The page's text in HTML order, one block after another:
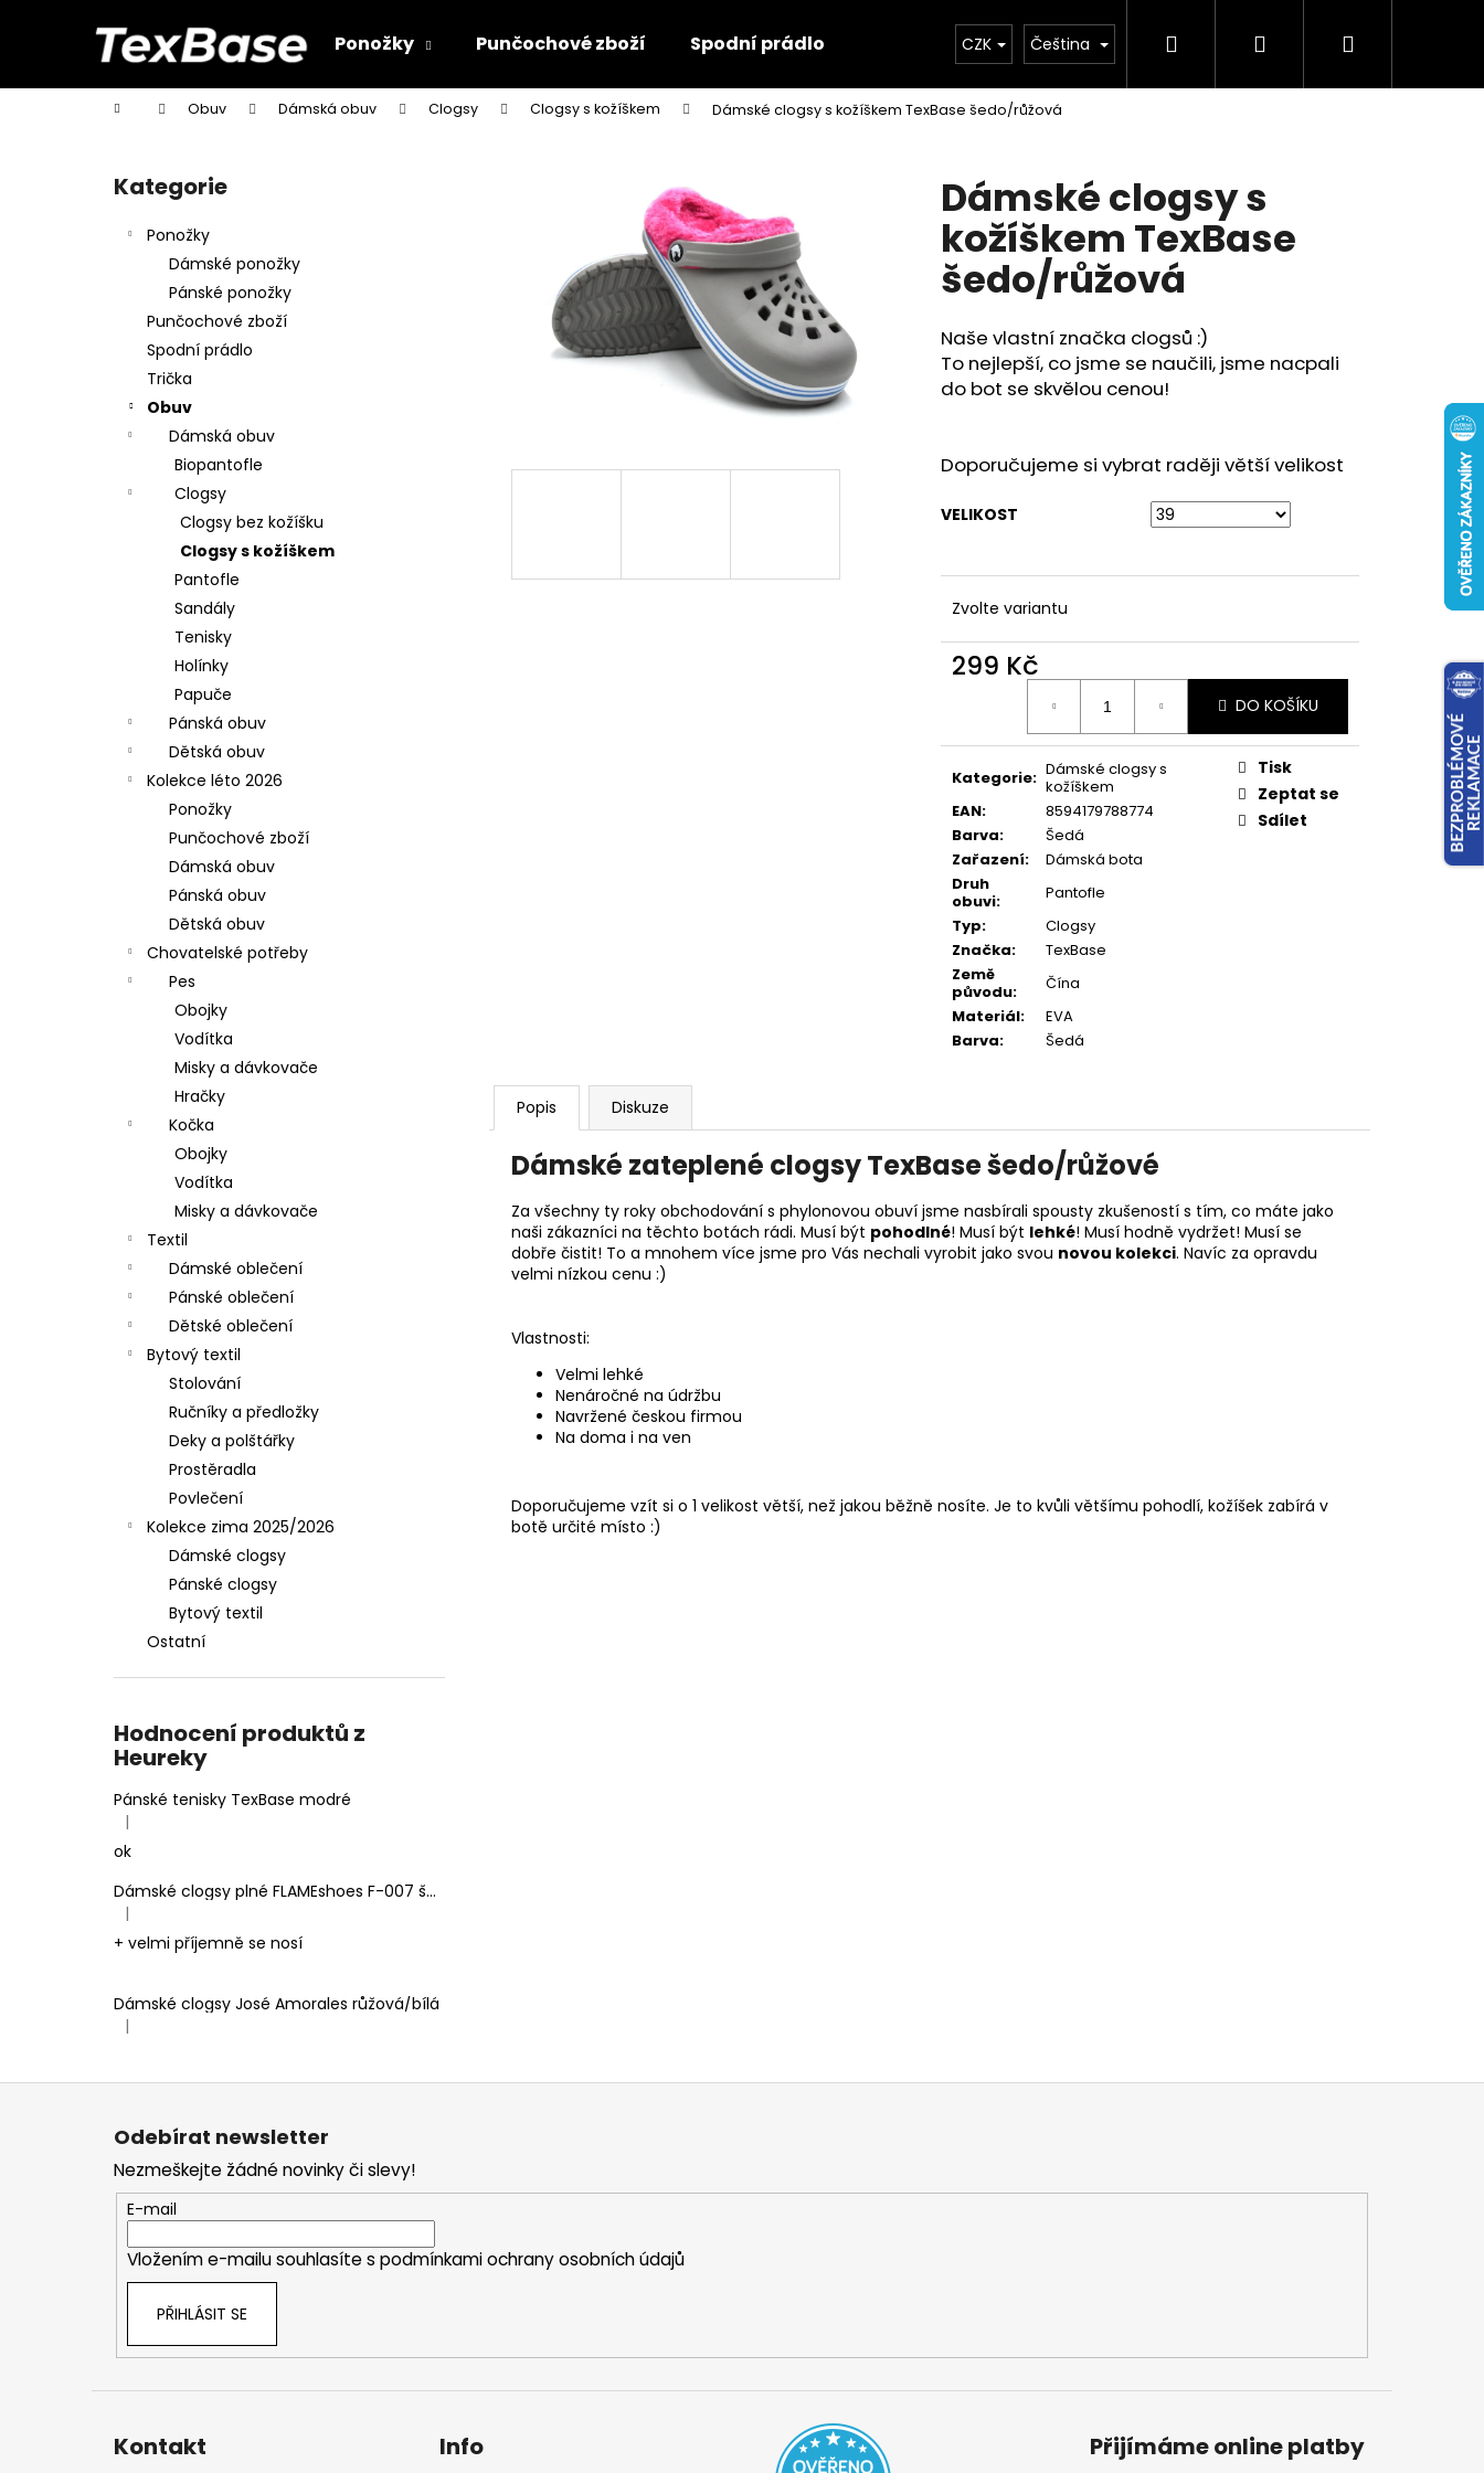
Ponožky Punčochové zboží Spodní prádlo Obuv Kolekce léto 2026 Chovatelské
CZK Čeština Hledat PřihlášeníNákupní
Domů Obuv Dámská obuv Clogsy Clogsy s kožíškem Dámské clogsy s kožíškem TexBase šedo/růžová
Přeskočit
kategorie
Kategorie
Ponožky
Dámské ponožky
Pánské ponožky
Punčochové zboží
Spodní prádlo
Trička
Obuv
Dámská obuv
Biopantofle
Clogsy
Clogsy bez kožíšku
Clogsy s kožíškem
Pantofle
Sandály
Tenisky
Holínky
Papuče
Pánská obuv
Dětská obuv
Kolekce léto 2026
Ponožky
Punčochové zboží
Dámská obuv
Pánská obuv
Dětská obuv
Chovatelské potřeby
Pes
Obojky
Vodítka
Misky a dávkovače
Hračky
Kočka
Obojky
Vodítka
Misky a dávkovače
Textil
Dámské oblečení
Pánské oblečení
Dětské oblečení
Bytový textil
Stolování
Ručníky a předložky
Deky a polštářky
Prostěradla
Povlečení
Kolekce zima 2025/2026
Dámské clogsy
Pánské clogsy
Bytový textil
Ostatní
Hodnocení produktů z
Heureky
Pánské tenisky TexBase modré
Hodnocení produktu je 5 z 5 hvězdiček.
|
ok
Dámské clogsy plné FLAMEshoes F-007 šedé
Hodnocení produktu je 5 z 5 hvězdiček.
|
+ velmi příjemně se nosí
Dámské clogsy José Amorales růžová/bílá
Hodnocení produktu je 4 z 5 hvězdiček.
|
Dámské clogsy s
kožíškem TexBase
šedo/růžová
Naše vlastní značka clogsů :)
To nejlepší, co jsme se naučili, jsme nacpali
do bot se skvělou cenou!
Doporučujeme si vybrat raději větší velikost
VELIKOST
Zvolte variantu
299 Kč
DO KOŠÍKU
Kategorie: Dámské clogsy s
kožíškem
EAN:
8594179788774
Barva:
Šedá
Zařazení:
Dámská bota
Druh
obuvi:
Pantofle
Typ:
Clogsy
Značka:
TexBase
Země
původu:
Čína
Materiál:
EVA
Barva: Šedá
Tisk
Zeptat se
Sdílet
Popis Diskuze
Dámské zateplené clogsy TexBase šedo/růžové
Za všechny ty roky obchodování s phylonovou obuví jsme nasbírali spousty zkušeností s tím, co máte jako
naši zákazníci na těchto botách rádi. Musí být pohodlné! Musí být lehké! Musí hodně vydržet! Musí se
dobře čistit! To a mnohem více jsme pro Vás nechali vyrobit jako svou novou kolekci. Navíc za opravdu
velmi nízkou cenu :)
Vlastnosti:
Velmi lehké
Nenáročné na údržbu
Navržené českou firmou
Na doma i na ven
Doporučujeme vzít si o 1 velikost větší, než jakou běžně nosíte. Je to kvůli většímu pohodlí, kožíšek zabírá v
botě určité místo :)
í
Zpět
do
Zpět
do
Co potřebujete najít?
Doporučujeme
Z
Odebírat newsletter
Nezmeškejte žádné novinky či slevy!
E-mail
Vložením e-mailu souhlasíte s podmínkami ochrany osobních údajů
PŘIHLÁSIT SE
Kontakt Info Přijímáme online platby